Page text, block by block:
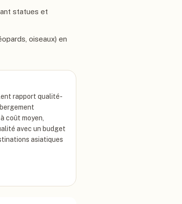
statues et
oiseaux) en
rapport qualité-
coût moyen,
avec un budget
asiatiques